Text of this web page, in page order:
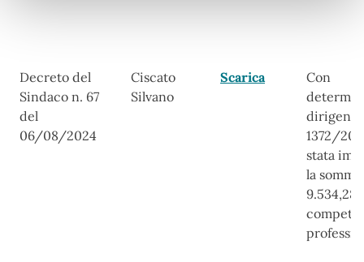
Decreto del
Sindaco n. 67
del
06/08/2024
Ciscato
Silvano
Scarica
Con
1372/
stata
la
9.534,28